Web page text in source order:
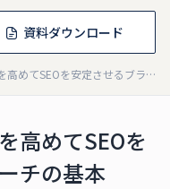
資料ダウンロード
を安定させるブランドサーチの基本
高めてSEOを
チの基本